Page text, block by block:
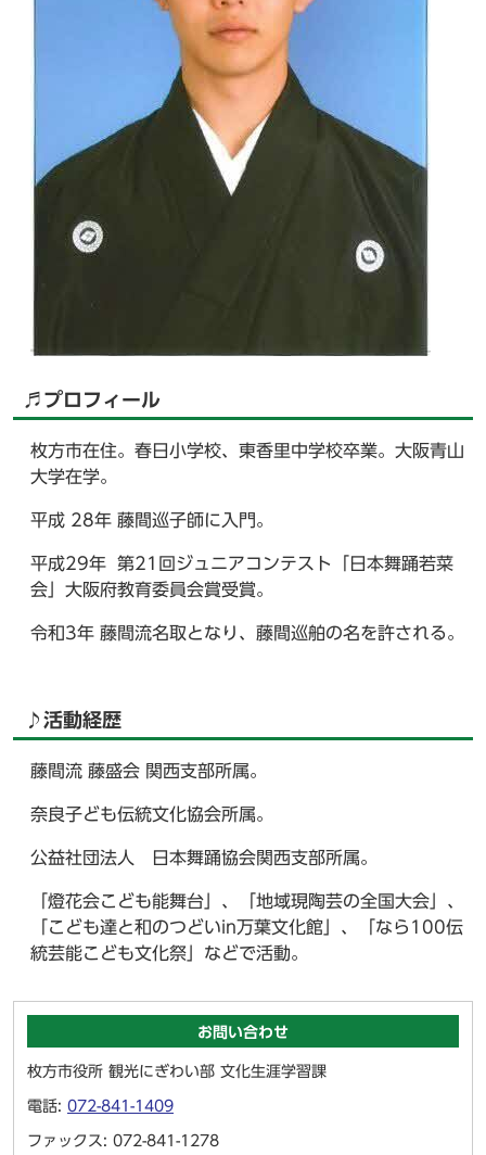
♬プロフィール
枚方市在住。春日小学校、東香里中学校卒業。大阪青山
大学在学。
平成 28年 藤間巡子師に入門。
平成29年 第21回ジュニアコンテスト「日本舞踊若菜
会」大阪府教育委員会賞受賞。
令和3年 藤間流名取となり、藤間巡舶の名を許される。
♪活動経歴
藤間流 藤盛会 関西支部所属。
奈良子ども伝統文化協会所属。
公益社団法人 日本舞踊協会関西支部所属。
「燈花会こども能舞台」、「地域現陶芸の全国大会」、
「こども達と和のつどいin万葉文化館」、「なら100伝
統芸能こども文化祭」などで活動。
お問い合わせ
枚方市役所 観光にぎわい部 文化生涯学習課
電話: 072-841-1409
ファックス: 072-841-1278